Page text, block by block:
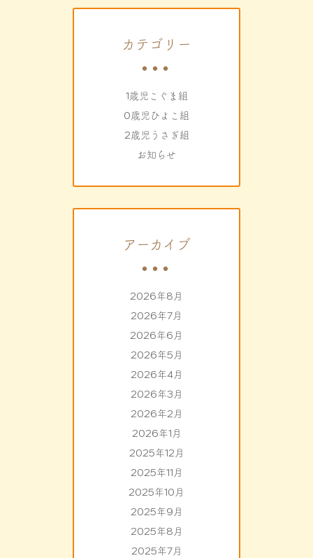
カテゴリー
1歳児こぐま組
0歳児ひよこ組
2歳児うさぎ組
お知らせ
アーカイブ
2026年8月
2026年7月
2026年6月
2026年5月
2026年4月
2026年3月
2026年2月
2026年1月
2025年12月
2025年11月
2025年10月
2025年9月
2025年8月
2025年7月